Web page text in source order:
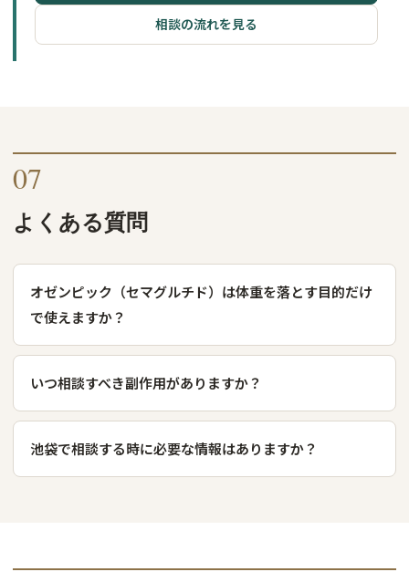
相談の流れを見る
07
よくある質問
オゼンピック（セマグルチド）は体重を落とす目的だけ
で使えますか？
いつ相談すべき副作用がありますか？
池袋で相談する時に必要な情報はありますか？